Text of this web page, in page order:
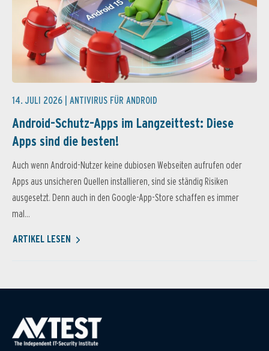
14. JULI 2026 | ANTIVIRUS FÜR ANDROID
Android-Schutz-Apps im Langzeittest: Diese
Apps sind die besten!
Auch wenn Android-Nutzer keine dubiosen Webseiten aufrufen oder
Apps aus unsicheren Quellen installieren, sind sie ständig Risiken
ausgesetzt. Denn auch in den Google-App-Store schaffen es immer
mal...
ARTIKEL LESEN